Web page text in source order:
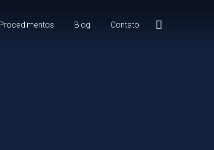
Procedimentos Blog Contato